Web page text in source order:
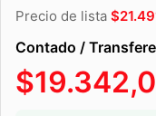
Precio de lista $
Contado /
$